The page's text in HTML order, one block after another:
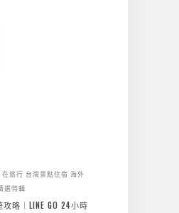
旅行 台灣景點住宿 海外
選特輯
略｜LINE GO 24小時